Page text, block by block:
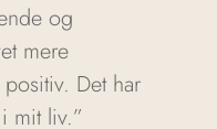
og
mere
Det har
mit liv.”